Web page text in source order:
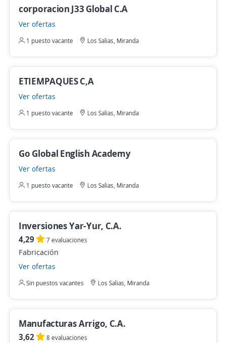
corporacion J33 Global C.A
Ver ofertas
1 puesto vacante Los Salias, Miranda
ETIEMPAQUES C,A
Ver ofertas
1 puesto vacante Los Salias, Miranda
Go Global English Academy
Ver ofertas
1 puesto vacante Los Salias, Miranda
Inversiones Yar-Yur, C.A.
4,29 7 evaluaciones
Fabricación
Ver ofertas
Sin puestos vacantes Los Salias, Miranda
Manufacturas Arrigo, C.A.
3,62 8 evaluaciones